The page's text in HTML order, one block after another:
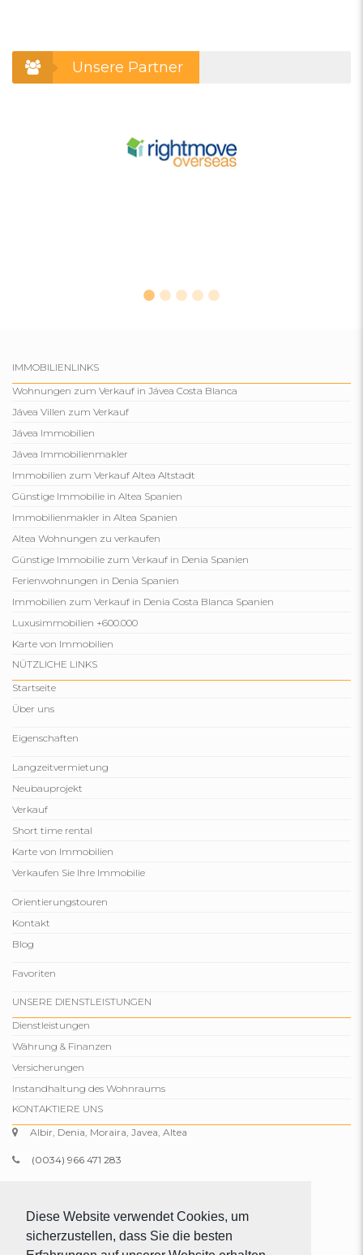
Diese Website verwendet Cookies, um
sicherzustellen, dass Sie die besten
Unsere Partner
IMMOBILIENLINKS
Wohnungen zum Verkauf in Jávea Costa Blanca
Jávea Villen zum Verkauf
Jávea Immobilien
Jávea Immobilienmakler
Immobilien zum Verkauf Altea Altstadt
Günstige Immobilie in Altea Spanien
Immobilienmakler in Altea Spanien
Altea Wohnungen zu verkaufen
Günstige Immobilie zum Verkauf in Denia Spanien
Ferienwohnungen in Denia Spanien
Immobilien zum Verkauf in Denia Costa Blanca Spanien
Luxusimmobilien +600.000
Karte von Immobilien
NÜTZLICHE LINKS
Startseite
Über uns
Eigenschaften
Langzeitvermietung
Neubauprojekt
Verkauf
Short time rental
Karte von Immobilien
Verkaufen Sie Ihre Immobilie
Orientierungstouren
Kontakt
Blog
Favoriten
UNSERE DIENSTLEISTUNGEN
Dienstleistungen
Währung & Finanzen
Versicherungen
Instandhaltung des Wohnraums
KONTAKTIERE UNS
Albir, Denia, Moraira, Javea, Altea
(0034) 966 471 283
info@comparepropertiesspain.com
www.comparepropertiesspain.com